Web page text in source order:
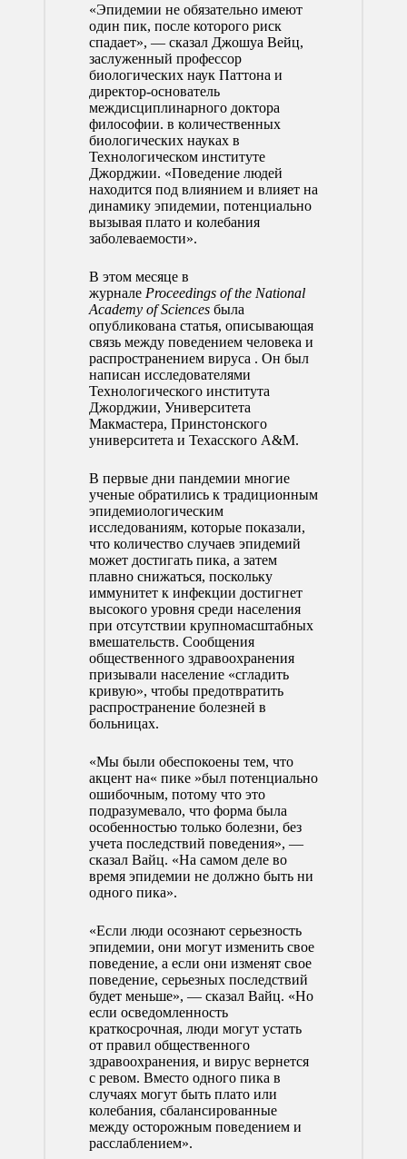
«Эпидемии не обязательно имеют
один пик, после которого риск
спадает», — сказал Джошуа Вейц,
заслуженный профессор
биологических наук Паттона и
директор-основатель
междисциплинарного доктора
философии. в количественных
биологических науках в
Технологическом институте
Джорджии. «Поведение людей
находится под влиянием и влияет на
динамику эпидемии, потенциально
вызывая плато и колебания
заболеваемости».
В этом месяце в
журнале Proceedings of the National
Academy of Sciencesбыла
опубликована статья, описывающая
связь между поведением человека и
распространением вируса . Он был
написан исследователями
Технологического института
Джорджии, Университета
Макмастера, Принстонского
университета и Техасского A&M.
В первые дни пандемии многие
ученые обратились к традиционным
эпидемиологическим
исследованиям, которые показали,
что количество случаев эпидемий
может достигать пика, а затем
плавно снижаться, поскольку
иммунитет к инфекции достигнет
высокого уровня среди населения
при отсутствии крупномасштабных
вмешательств. Сообщения
общественного здравоохранения
призывали население «сгладить
кривую», чтобы предотвратить
распространение болезней в
больницах.
«Мы были обеспокоены тем, что
акцент на« пике »был потенциально
ошибочным, потому что это
подразумевало, что форма была
особенностью только болезни, без
учета последствий поведения», —
сказал Вайц. «На самом деле во
время эпидемии не должно быть ни
одного пика».
«Если люди осознают серьезность
эпидемии, они могут изменить свое
поведение, а если они изменят свое
поведение, серьезных последствий
будет меньше», — сказал Вайц. «Но
если осведомленность
краткосрочная, люди могут устать
от правил общественного
здравоохранения, и вирус вернется
с ревом. Вместо одного пика в
случаях могут быть плато или
колебания, сбалансированные
между осторожным поведением и
расслаблением».